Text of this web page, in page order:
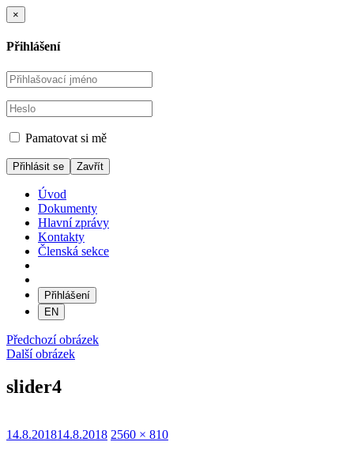
×
Přihlášení
Pamatovat si mě
Zavřít
Úvod
Dokumenty
Hlavní zprávy
Kontakty
Členská sekce
Přihlášení
EN
Předchozí obrázek
Další obrázek
slider4
Publikováno:
14.8.201814.8.2018 Původní
2560 × 810